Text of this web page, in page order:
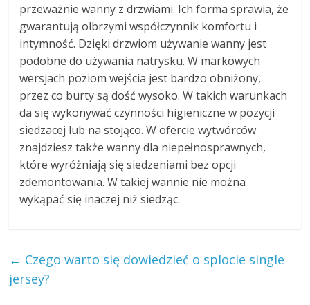
przeważnie wanny z drzwiami. Ich forma sprawia, że
gwarantują olbrzymi współczynnik komfortu i
intymność. Dzięki drzwiom używanie wanny jest
podobne do używania natrysku. W markowych
wersjach poziom wejścia jest bardzo obniżony,
przez co burty są dość wysoko. W takich warunkach
da się wykonywać czynności higieniczne w pozycji
siedzacej lub na stojąco. W ofercie wytwórców
znajdziesz także wanny dla niepełnosprawnych,
które wyróżniają się siedzeniami bez opcji
zdemontowania. W takiej wannie nie można
wykąpać się inaczej niż siedząc.
← Czego warto się dowiedzieć o splocie single
jersey?